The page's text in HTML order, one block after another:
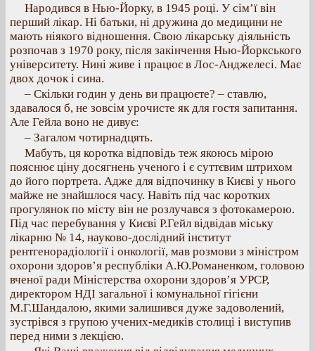
Народився в Нью-Йорку, в 1945 році. У сім’ї він
перший лікар. Ні батьки, ні дружина до медицини не
мають ніякого відношення. Свою лікарську діяльність
розпочав з 1970 року, після закінчення Нью-Йоркського
університету. Нині живе і працює в Лос-Анджелесі. Має
двох дочок і сина.
– Скільки годин у день ви працюєте? – ставлю,
здавалося б, не зовсім урочисте як для гостя запитання.
Але Гейла воно не дивує:
– Загалом чотирнадцять.
Мабуть, ця коротка відповідь теж якоюсь мірою
пояснює ціну досягнень ученого і є суттєвим штрихом
до його портрета. Адже для відпочинку в Києві у нього
майже не знайшлося часу. Навіть під час коротких
прогулянок по місту він не розлучався з фотокамерою.
Під час перебування у Києві Р.Гейл відвідав міську
лікарню № 14, науково-дослідний інститут
рентгенорадіології і онкології, мав розмови з міністром
охорони здоров’я республіки А.Ю.Романенком, головою
вченої ради Міністерства охорони здоров’я УРСР,
директором НДІ загальної і комунальної гігієни
М.Г.Шандалою, якими залишився дуже задоволений,
зустрівся з групою учених-медиків столиці і виступив
перед ними з лекцією.